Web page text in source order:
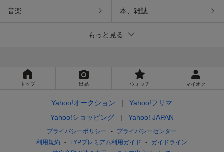
音楽 本、雑誌
もっと見る
トップ 出品 ウォッチ マイオク
Yahoo!オークション
Yahoo!フリマ
Yahoo!ショッピング
Yahoo! JAPAN
プライバシーポリシー
プライバシーセンター
利用規約
LYPプレミアム利用ガイド
ガイドライン